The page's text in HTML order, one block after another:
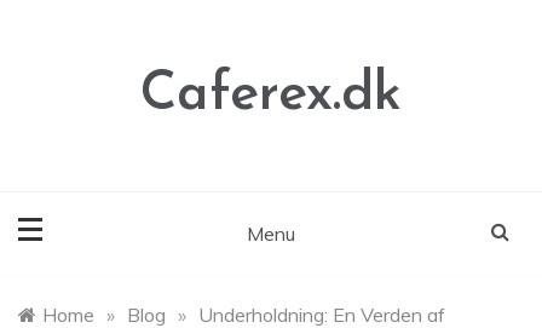
Caferex.dk
Menu
Home » Blog » Underholdning: En Verden af